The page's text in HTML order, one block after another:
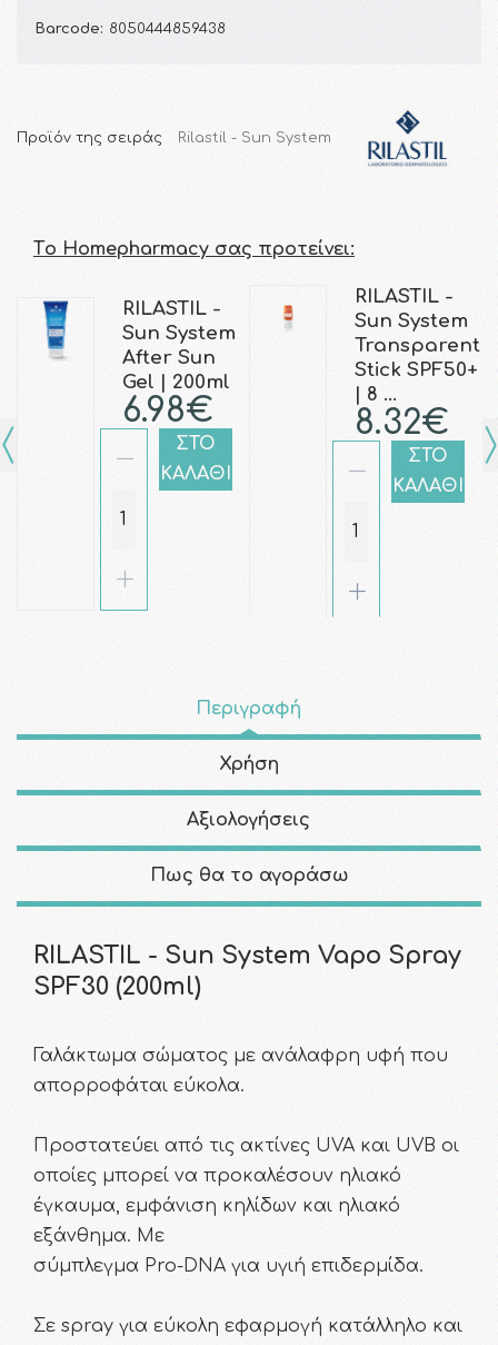
Barcode: 8050444859438
Προϊόν της σειράς Rilastil - Sun System
Τo Homepharmacy σας προτείνει:
RILASTIL -
Sun System
After Sun
Gel | 200ml
6.98€
ΣΤΟ
ΚΑΛΑΘΙ
RILASTIL -
Sun System
Transparent
Stick SPF50+
| 8 …
8.32€
ΣΤΟ
ΚΑΛΑΘΙ
Περιγραφή
Χρήση
Αξιολογήσεις
Πως θα το αγοράσω
RILASTIL - Sun System Vapo Spray
SPF30 (200ml)
Γαλάκτωμα σώματος με ανάλαφρη υφή που
απορροφάται εύκολα.
Προστατεύει από τις ακτίνες UVA και UVB οι
οποίες μπορεί να προκαλέσουν ηλιακό
έγκαυμα, εμφάνιση κηλίδων και ηλιακό
εξάνθημα. Με
σύμπλεγμα Pro-DNA για υγιή επιδερμίδα.
Σε spray για εύκολη εφαρμογή κατάλληλο και